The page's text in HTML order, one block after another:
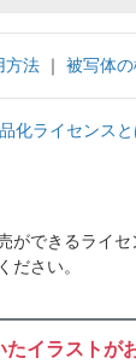
方法 ｜ 被写体
化ライセンスと
ができるライセ
ださい。
たイラストが